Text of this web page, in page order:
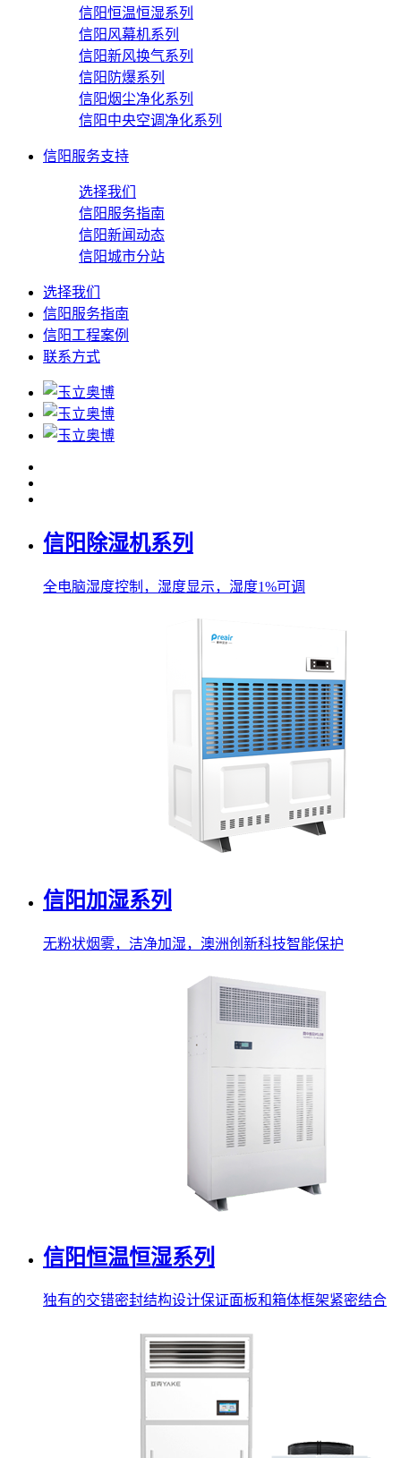
信阳恒温恒湿系列
信阳风幕机系列
信阳新风换气系列
信阳防爆系列
信阳烟尘净化系列
信阳中央空调净化系列
信阳服务支持
选择我们
信阳服务指南
信阳新闻动态
信阳城市分站
选择我们
信阳服务指南
信阳工程案例
联系方式
信阳除湿机系列
全电脑湿度控制，湿度显示，湿度1%可调
信阳加湿系列
无粉状烟雾，洁净加湿，澳洲创新科技智能保护
信阳恒温恒湿系列
独有的交错密封结构设计保证面板和箱体框架紧密结合